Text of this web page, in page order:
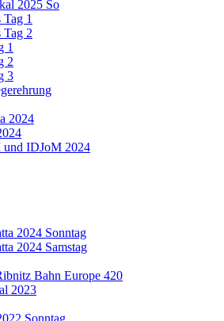
2025 So
1
Tag 2
1
2
3
2024
und IDJoM 2024
2024 Sonntag
2024 Samstag
Bahn Europe 420
2023
Sonntag